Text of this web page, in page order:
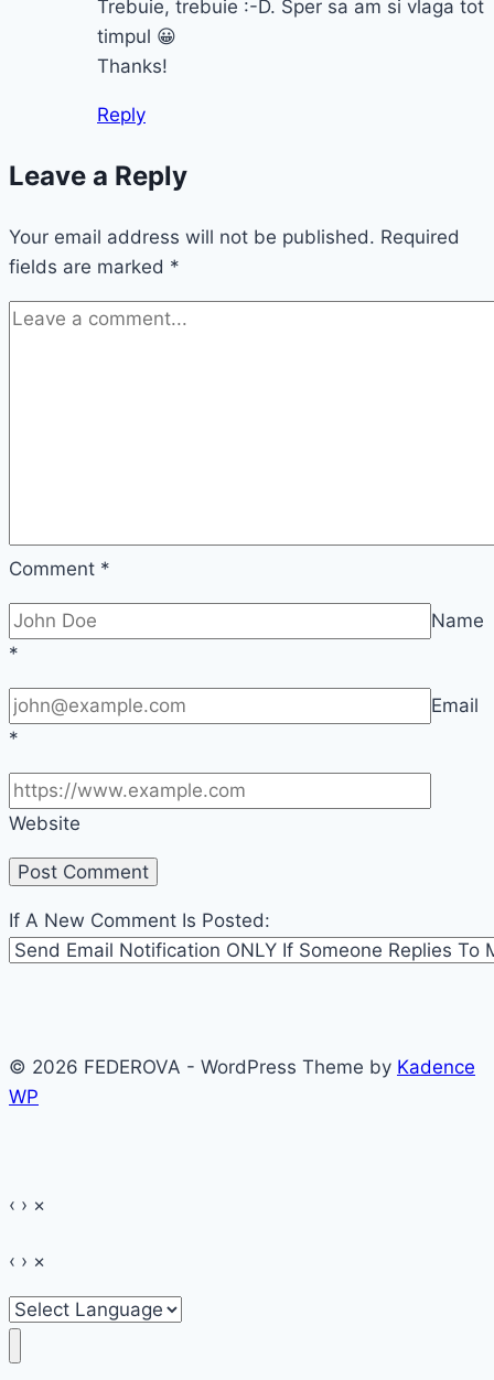
Trebuie, trebuie :-D. Sper sa am si vlaga tot
timpul 😀
Thanks!
Reply
Leave a Reply
Your email address will not be published. Required
fields are marked *
Comment *
Name
*
Email
*
Website
If A New Comment Is Posted:
© 2026 FEDEROVA - WordPress Theme by Kadence
WP
‹ › ×
‹ › ×